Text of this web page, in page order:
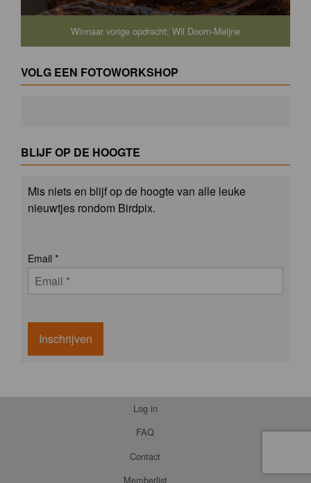
Winnaar vorige opdracht: Wil Doorn-Meijne
VOLG EEN FOTOWORKSHOP
BLIJF OP DE HOOGTE
Mis niets en blijf op de hoogte van alle leuke
nieuwtjes rondom Birdpix.
Email *
Inschrijven
Log in
FAQ
Contact
Memberlist